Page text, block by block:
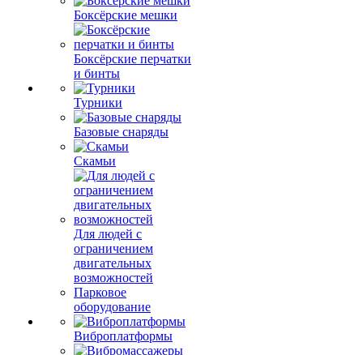
Боксёрские мешки
Боксёрские перчатки
и бинты
Турники
Базовые снаряды
Скамьи
Для людей с
ограничением
двигательных
возможностей
Парковое
оборудование
Виброплатформы